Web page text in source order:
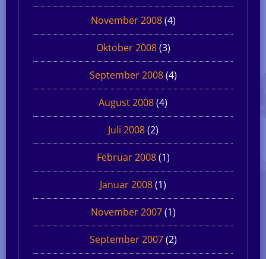
November 2008(4)
Oktober 2008(3)
September 2008(4)
August 2008(4)
Juli 2008(2)
Februar 2008(1)
Januar 2008(1)
November 2007(1)
September 2007(2)